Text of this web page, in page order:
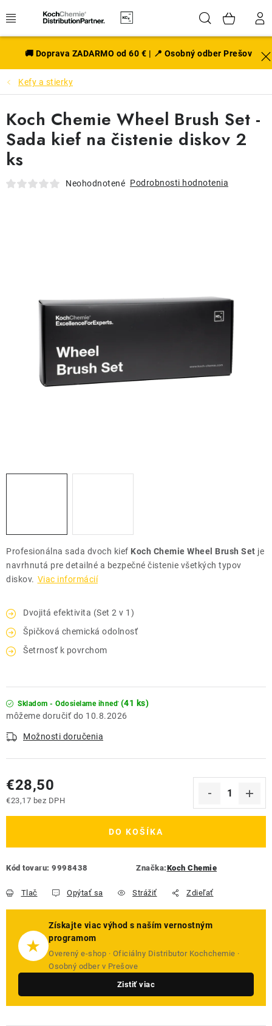
na
Hľadať
EXTERIÉR
DISKY A PNEU
INTERIÉR
PRÍSLUŠENSTVO
VÔNE DO AUTA
DARČEKOVÉ POUKAZY
🚚 Doprava ZADARMO od 60 € | 📍 Osobný odber Prešov
Kefy a stierky
Profesionálna sada dvoch kief Koch Chemie Wheel Brush Set je
navrhnutá pre detailné a bezpečné čistenie všetkých typov
diskov. Viac informácií
Dvojitá efektivita (Set 2 v 1)
Špičková chemická odolnosť
Šetrnosť k povrchom
Skladom - Odosielame ihneď (41 ks)
10.8.2026
Možnosti doručenia
€28,50
€23,17 bez DPH
DO KOŠÍKA
Kód tovaru: 9998438 Značka:Koch Chemie
Tlač Opýtať sa Strážiť Zdieľať
★
Získajte viac výhod s naším vernostným
programom
Overený e-shop · Oficiálny Distributor Kochchemie ·
Osobný odber v Prešove
Zistiť viac
Koch Chemie Wheel Brush Set -
Sada kief na čistenie diskov 2
ks
Neohodnotené Podrobnosti hodnotenia